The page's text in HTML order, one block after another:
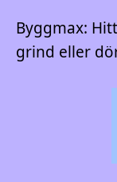
Byggmax:
grind eller